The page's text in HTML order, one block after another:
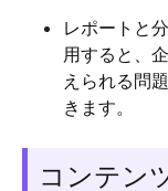
レポートと
用すると、
えられる問
きます。
コンテン